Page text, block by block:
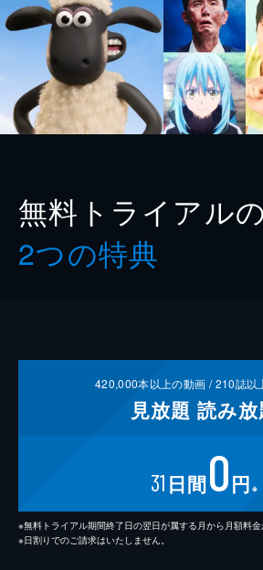
無料トライアルの
2つの特典
420,000本以上の動画 /210誌以
見放題 読み放
31 日間0円 ※
※無料トライアル期間終了日の翌日が属する月から月額料金
※日割りでのご請求はいたしません。